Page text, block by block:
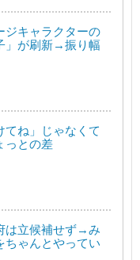
ジキャラクターの
」が刷新→振り幅
てね」じゃなくて
っとの差
は立候補せず→み
ちゃんとやってい